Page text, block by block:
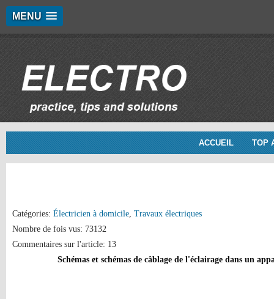
MENU
ACCUEIL TOP
Catégories: Électricien à domicile, Travaux électriques
Nombre de fois vus: 73132
Commentaires sur l'article: 13
Schémas et schémas de câblage de l'éclairage dans un